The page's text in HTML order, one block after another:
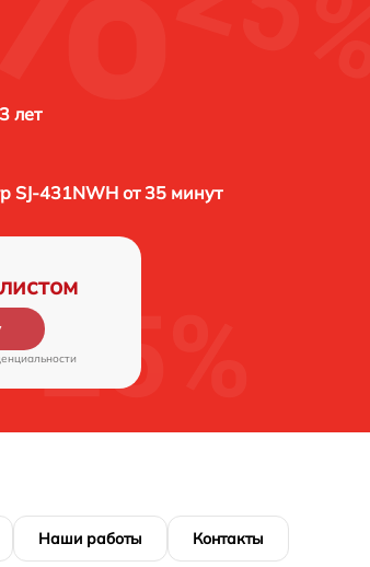
лет
SJ-431NWH от 35 минут
Наши работы Контакты